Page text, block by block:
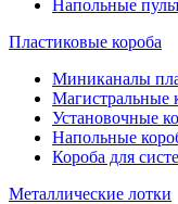
Напольные
Пластиковые короба
Миниканалы
Магистральные
Установочные
Напольные
Короба для
Металлические лотки